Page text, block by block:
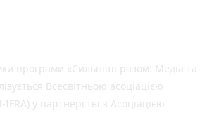
програми «Сильніші разом: Медіа та
Всесвітньою асоціацією
у партнерстві з Асоціацією